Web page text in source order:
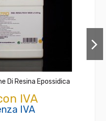
Di Resina Epossidica
IVA
IVA